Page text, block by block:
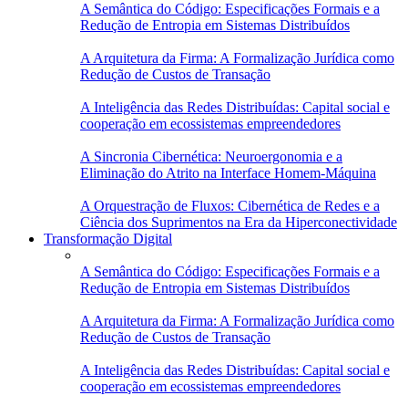
A Semântica do Código: Especificações Formais e a
Redução de Entropia em Sistemas Distribuídos
A Arquitetura da Firma: A Formalização Jurídica como
Redução de Custos de Transação
A Inteligência das Redes Distribuídas: Capital social e
cooperação em ecossistemas empreendedores
A Sincronia Cibernética: Neuroergonomia e a
Eliminação do Atrito na Interface Homem-Máquina
A Orquestração de Fluxos: Cibernética de Redes e a
Ciência dos Suprimentos na Era da Hiperconectividade
Transformação Digital
A Semântica do Código: Especificações Formais e a
Redução de Entropia em Sistemas Distribuídos
A Arquitetura da Firma: A Formalização Jurídica como
Redução de Custos de Transação
A Inteligência das Redes Distribuídas: Capital social e
cooperação em ecossistemas empreendedores